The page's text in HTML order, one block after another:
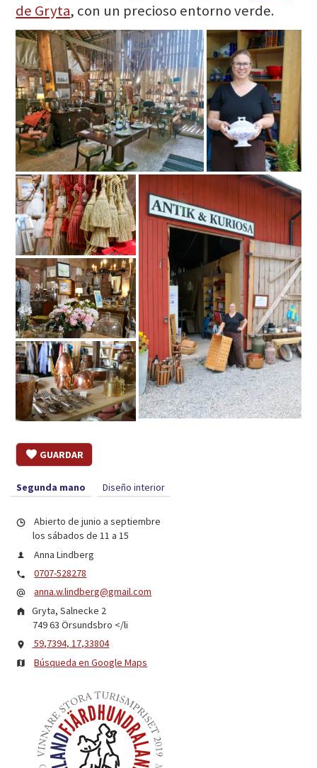
de Gryta, con un precioso entorno verde.
GUARDAR
Segunda mano Diseño interior
Abierto de junio a septiembre
los sábados de 11 a 15
Anna Lindberg
0707-528278
anna.w.lindberg@gmail.com
Gryta, Salnecke 2
749 63 Örsundsbro </li
59,7394, 17,33804
Búsqueda en Google Maps